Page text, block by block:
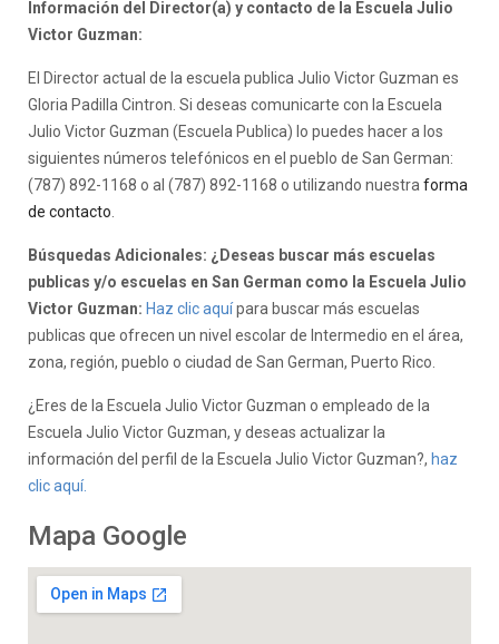
Información del Director(a) y contacto de la Escuela Julio
Victor Guzman:
El Director actual de la escuela publica Julio Victor Guzman es
Gloria Padilla Cintron. Si deseas comunicarte con la Escuela
Julio Victor Guzman (Escuela Publica) lo puedes hacer a los
siguientes números telefónicos en el pueblo de San German:
(787) 892-1168 o al (787) 892-1168 o utilizando nuestra forma
de contacto
Búsquedas Adicionales: ¿Deseas buscar más escuelas
publicas y/o escuelas en San German como la Escuela Julio
Victor Guzman: Haz clic aquípara buscar más escuelas
publicas que ofrecen un nivel escolar de Intermedio en el área,
zona, región, pueblo o ciudad de San German, Puerto Rico.
¿Eres de la Escuela Julio Victor Guzman o empleado de la
Escuela Julio Victor Guzman, y deseas actualizar la
información del perfil de la Escuela Julio Victor Guzman?, haz
clic aquí.
Mapa Google